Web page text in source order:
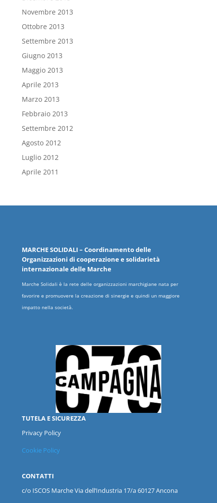
Novembre 2013
Ottobre 2013
Settembre 2013
Giugno 2013
Maggio 2013
Aprile 2013
Marzo 2013
Febbraio 2013
Settembre 2012
Agosto 2012
Luglio 2012
Aprile 2011
MARCHESOLIDALI– Coordinamento delle
Organizzazioni di cooperazione e solidarietà
internazionale delle Marche
Marche Solidali è la rete delle organizzazioni marchigiane nata per
favorire e promuovere la creazione di sinergie e quindi un maggiore
impatto nella società.
TUTELA E SICUREZZA
Privacy Policy
Cookie Policy
CONTATTI
c/o ISCOS MarcheVia dell’Industria 17/a 60127 Ancona